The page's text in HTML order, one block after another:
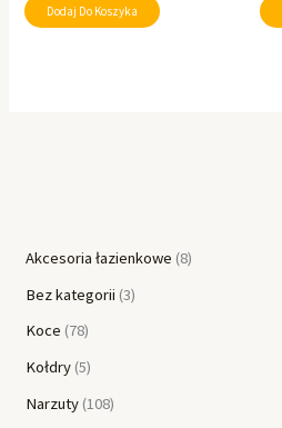
Akcesoria łazienkowe 8
Bez kategorii 3
Koce 78
Kołdry 5
Narzuty 108
Dodaj Do Koszyka